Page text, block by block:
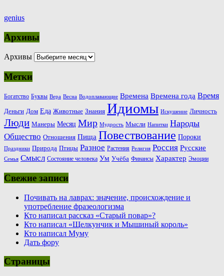
genius
Архивы
Архивы
Метки
Богатство Буквы Вера Весна Водоплавающие Времена Времена года Время
Деньги Дом Еда Животные Знания Идиомы Искушение Личность
Люди Манеры Месяц Мир Мудрость Мысли Напитки Народы
Общество Отношения Пища Повествование Пороки
Праздники Природа Птицы Разное Растения Религия Россия Русские
Семья Смысл Состояние человека Ум Учёба Финансы Характер Эмоции
Свежие записи
Почивать на лаврах: значение, происхождение и
употребление фразеологизма
Кто написал рассказ «Старый повар»?
Кто написал «Щелкунчик и Мышиный король»
Кто написал Муму
Дать фору
Страницы